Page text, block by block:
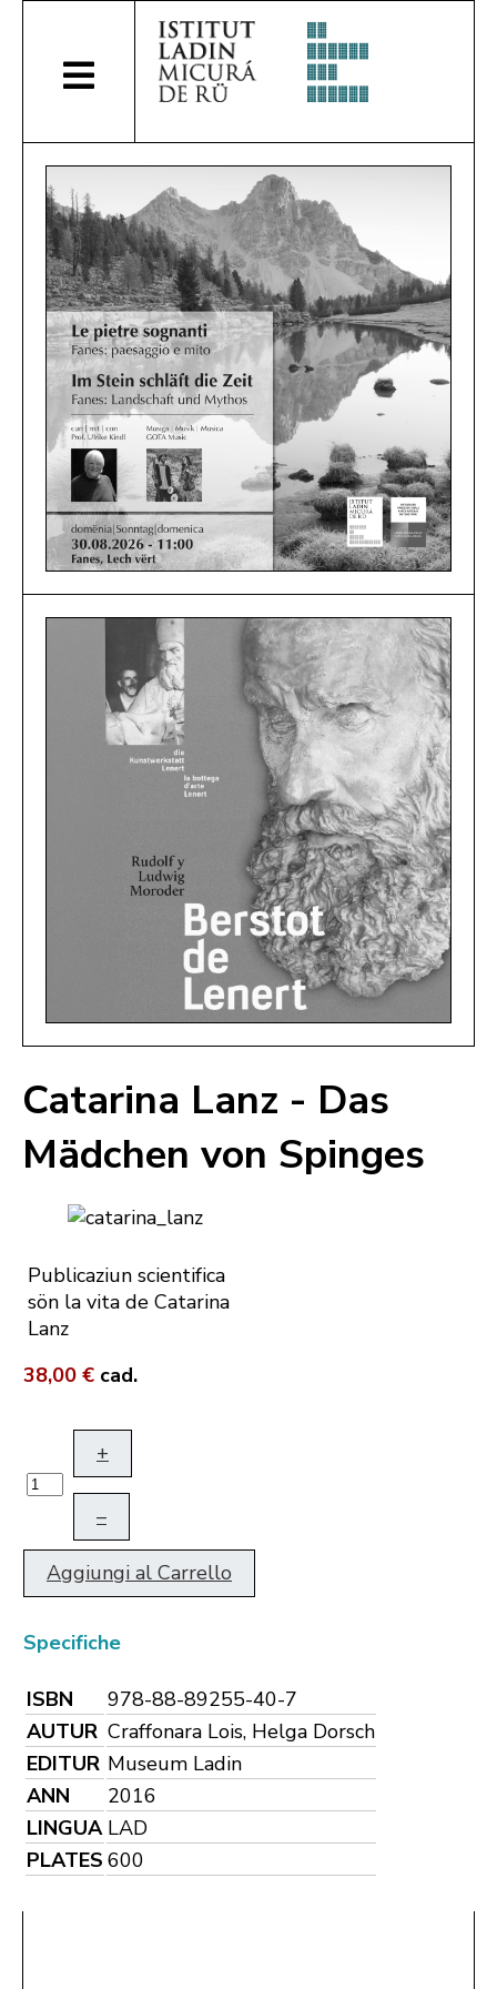
Catarina Lanz - Das
Mädchen von Spinges
Publicaziun scientifica
sön la vita de Catarina
Lanz
38,00 € cad.
+
–
Aggiungi al Carrello
Specifiche
ISBN
978-88-89255-40-7
AUTUR Craffonara Lois, Helga Dorsch
EDITUR Museum Ladin
ANN
2016
LINGUA LAD
PLATES 600